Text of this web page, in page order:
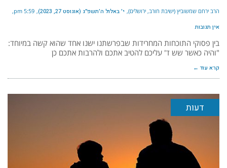
הרב ירחם שמשוביץ (ישיבת חורב, ירושלים) י׳ באלול ה׳תשפ״ג (אוגוסט 27, 2023) 5:59 pm
אין תגובות
בין פסוקי התוכחות המחרידות שבפרשתנו ישנו אחד שהוא קשה במיוחד:
"והיה כאשר שש ד' עליכם להטיב אתכם ולהרבות אתכם כן
קרא עוד ←
דעות